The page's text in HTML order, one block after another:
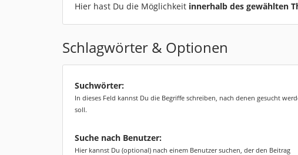
Hier hast Du die Möglichkeit innerhalb des gewählten
Schlagwörter & Optionen
Suchwörter:
In dieses Feld kannst Du die Begriffe schreiben, nach denen gesucht
soll.
Suche nach Benutzer:
Hier kannst Du (optional) nach einem Benutzer suchen, der den Beitrag